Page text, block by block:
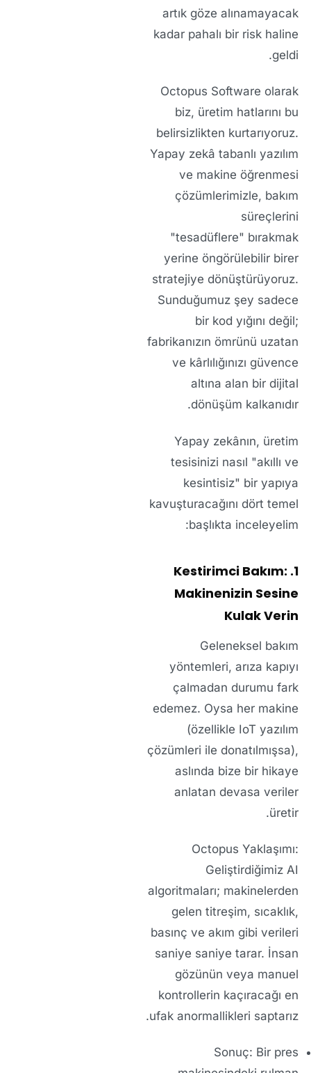
artık göze alınamayacak
kadar pahalı bir risk haline
geldi.
Octopus Software olarak
biz, üretim hatlarını bu
belirsizlikten kurtarıyoruz.
Yapay zekâ tabanlı yazılım
ve makine öğrenmesi
çözümlerimizle, bakım
süreçlerini
"tesadüflere" bırakmak
yerine öngörülebilir birer
stratejiye dönüştürüyoruz.
Sunduğumuz şey sadece
bir kod yığını değil;
fabrikanızın ömrünü uzatan
ve kârlılığınızı güvence
altına alan bir dijital
dönüşüm kalkanıdır.
Yapay zekânın, üretim
tesisinizi nasıl "akıllı ve
kesintisiz" bir yapıya
kavuşturacağını dört temel
başlıkta inceleyelim:
1. Kestirimci Bakım:
Makinenizin Sesine
Kulak Verin
Geleneksel bakım
yöntemleri, arıza kapıyı
çalmadan durumu fark
edemez. Oysa her makine
(özellikle IoT yazılım
çözümleri ile donatılmışsa),
aslında bize bir hikaye
anlatan devasa veriler
üretir.
Octopus Yaklaşımı:
Geliştirdiğimiz AI
algoritmaları; makinelerden
gelen titreşim, sıcaklık,
basınç ve akım gibi verileri
saniye saniye tarar. İnsan
gözünün veya manuel
kontrollerin kaçıracağı en
ufak anormallikleri saptarız.
Sonuç: Bir pres